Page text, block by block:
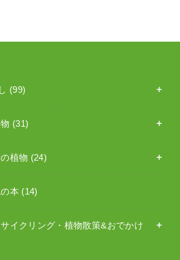
(99)
(31)
植物 (24)
本 (14)
イクリング・植物散策&おでかけ